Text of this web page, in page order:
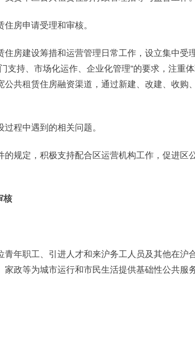
房申请受理和审核。
房建设筹措和运营管理日常工作，设立集中受
持、市场化运作、企业化管理”的要求，注重
共租赁住房融资渠道，通过新建、改建、收购
程中遇到的相关问题。
规定，积极支持配合区运营机构工作，促进区
核
职工、引进人才和来沪务工人员及其他在沪
政等为城市运行和市民生活提供基础性公共服